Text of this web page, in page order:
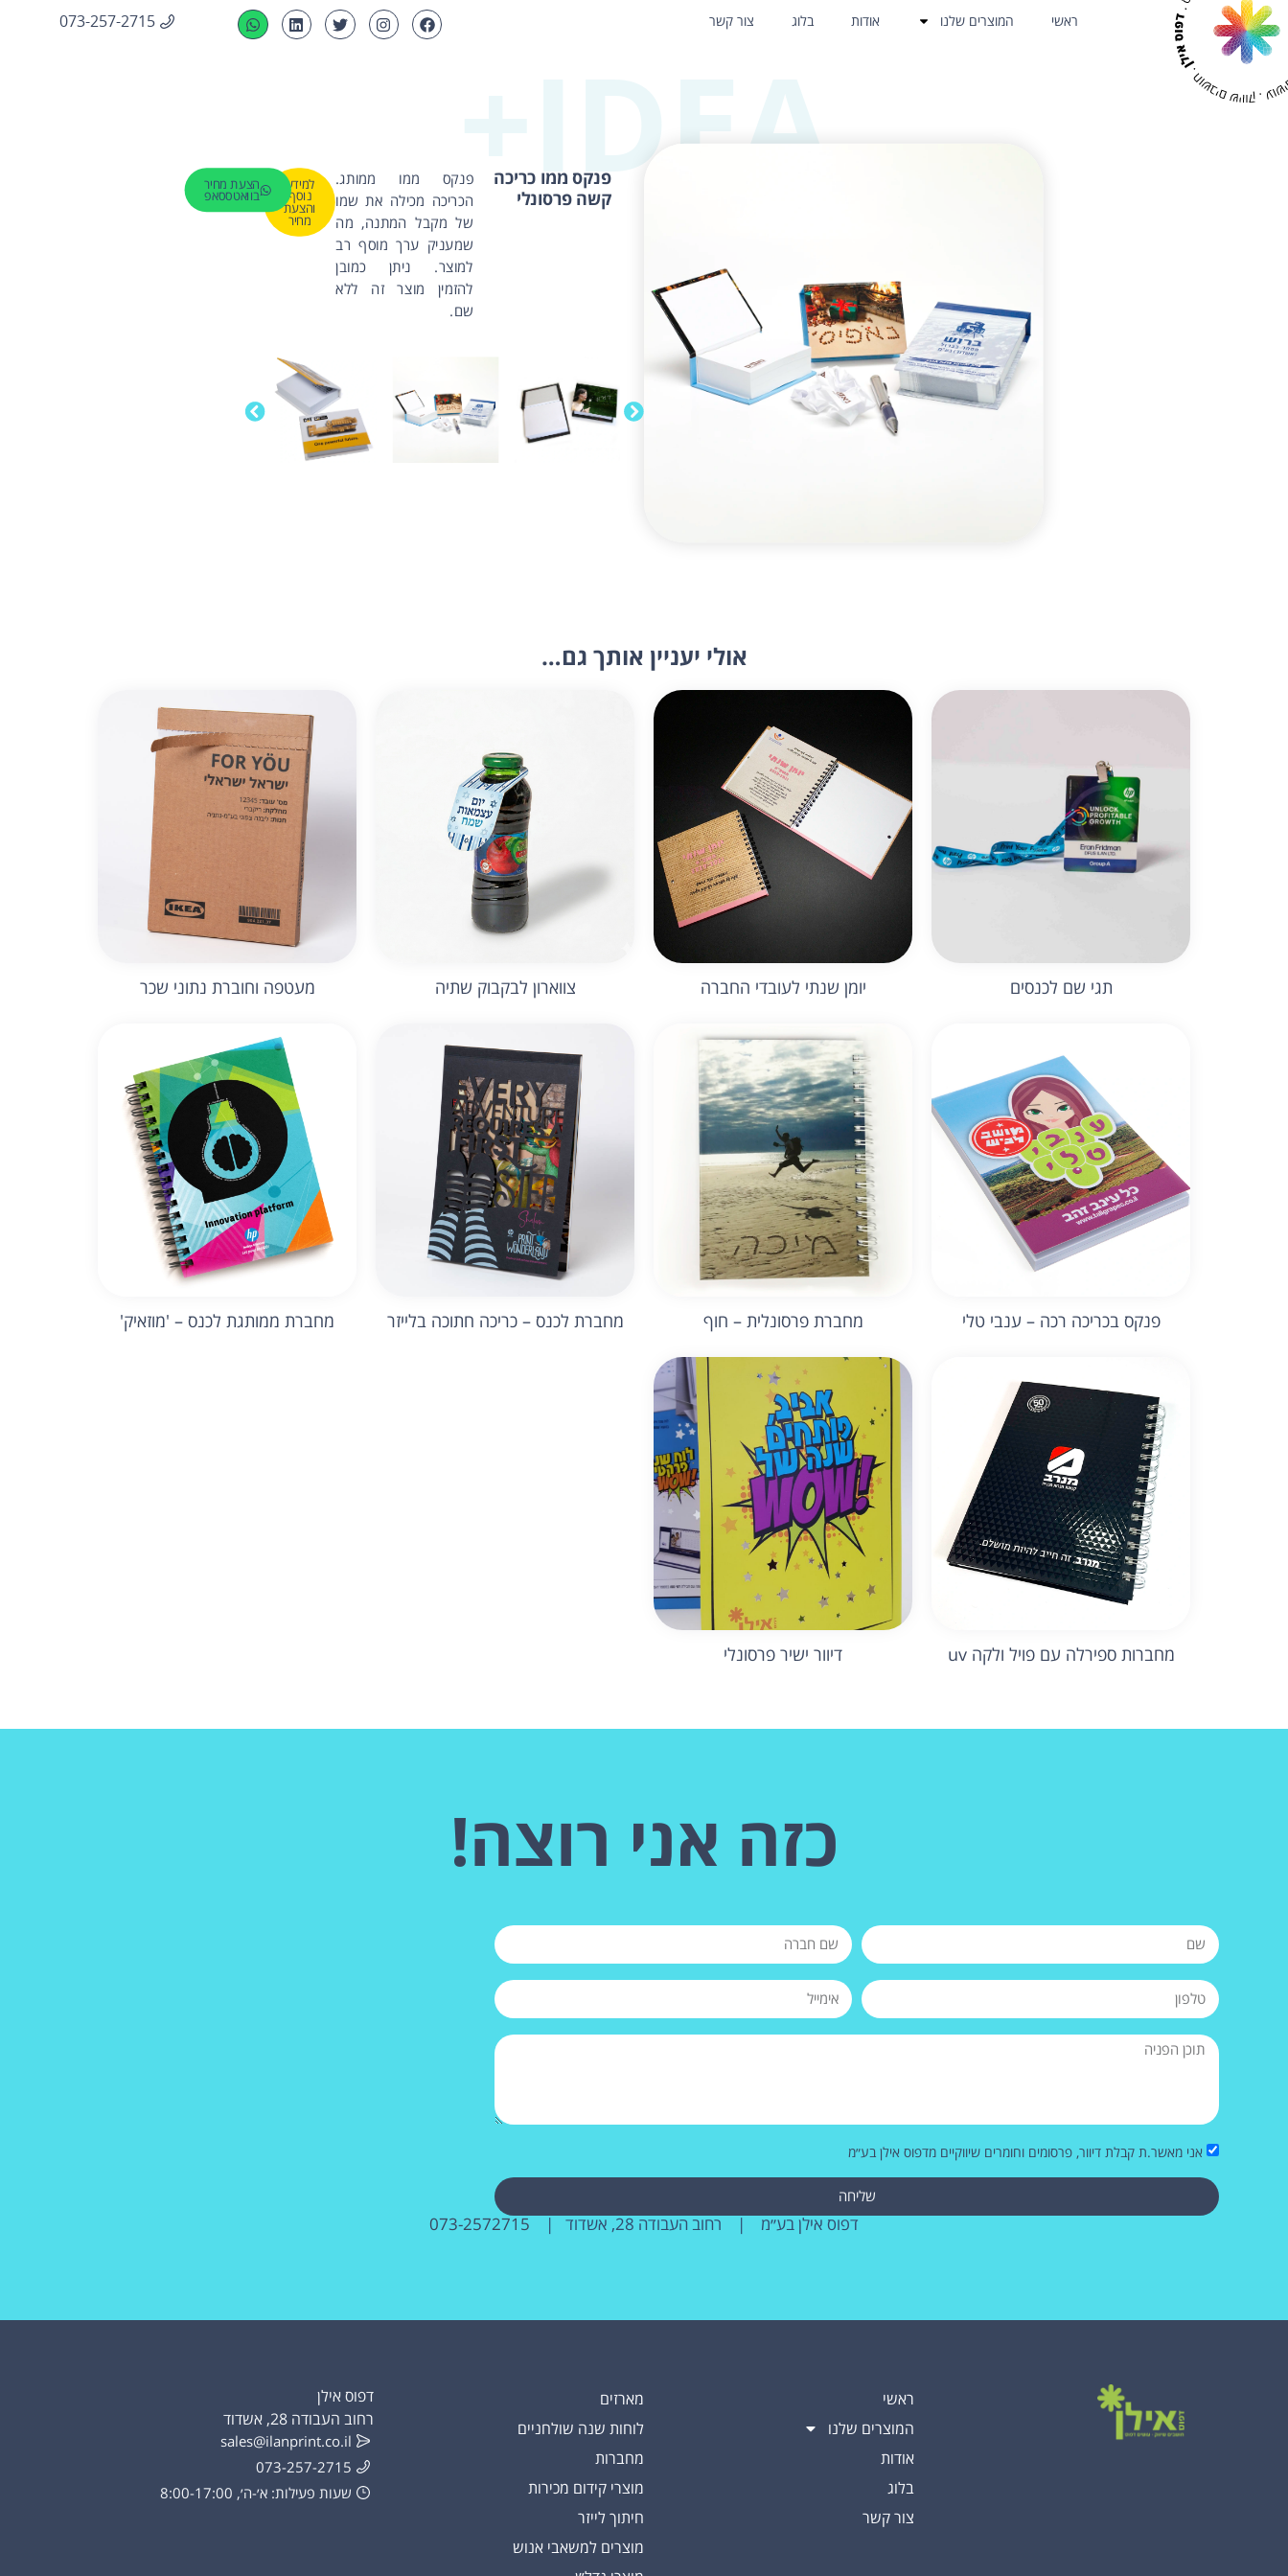
ראשי המוצרים שלנו אודות בלוג צור קשר 073-257-2715
IDEA+
פנקס ממו כריכה
קשה פרסונלי
פנקס ממו ממותג.
הכריכה מכילה את שמו
של מקבל המתנה, מה
שמעניק ערך מוסף רב
למוצר. ניתן כמובן
להזמין מוצר זה ללא
שם.
למידע
נוסף
והצעת
מחיר
הצעת מחיר
בוואטססאפ
אולי יעניין אותך גם…
תגי שם לכנסים יומן שנתי לעובדי החברה צווארון לבקבוק שתיה מעטפה וחוברת נתוני שכר
פנקס בכריכה רכה – ענבי טלי מחברת פרסונלית – חוף מחברת לכנס – כריכה חתוכה בלייזר מחברת ממותגת לכנס – 'מוזאיק'
מחברות ספירלה עם פויל ולקה uv דיוור ישיר פרסונלי
כזה אני רוצה!
אני מאשר.ת קבלת דיוור, פרסומים וחומרים שיווקיים מדפוס אילן בע״מ
שליחה
דפוס אילן בע״מ | רחוב העבודה 28, אשדוד |
ראשי
המוצרים שלנו
אודות
בלוג
צור קשר
מארזים
לוחות שנה שולחניים
מחברות
מוצרי קידום מכירות
חיתוך לייזר
מוצרים למשאבי אנוש
דפוס אילן
רחוב העבודה 28, אשדוד
sales@ilanprint.co.il
073-257-2715
שעות פעילות: א׳-ה׳, 8:00-17:00